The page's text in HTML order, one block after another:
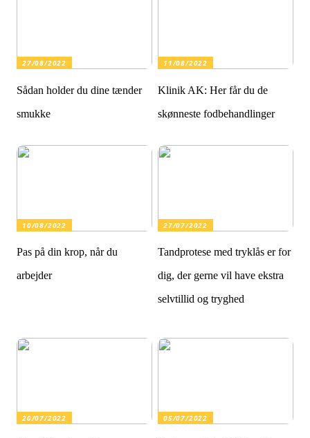
27/08/2022
Sådan holder du dine tænder
smukke
11/08/2022
Klinik AK: Her får du de
skønneste fodbehandlinger
10/08/2022
Pas på din krop, når du
arbejder
27/07/2022
Tandprotese med tryklås er for
dig, der gerne vil have ekstra
selvtillid og tryghed
20/07/2022 05/07/2022